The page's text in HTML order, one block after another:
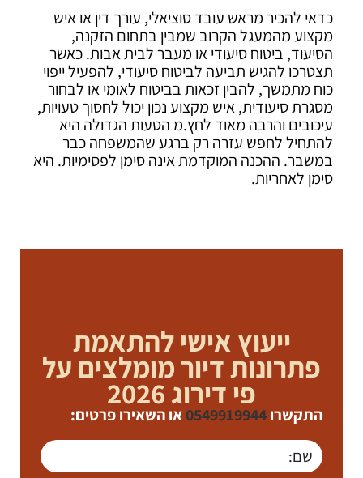
כדאי להכיר מראש עובד סוציאלי, עורך דין או איש
מקצוע מהמעגל הקרוב שמבין בתחום הזקנה,
הסיעוד, ביטוח סיעודי או מעבר לבית אבות. כאשר
תצטרכו להגיש תביעה לביטוח סיעודי, להפעיל ייפוי
כוח מתמשך, להבין זכאות בביטוח לאומי או לבחור
מסגרת סיעודית, איש מקצוע נכון יכול לחסוך טעויות,
עיכובים והרבה מאוד לחץ.מ הטעות הגדולה היא
להתחיל לחפש עזרה רק ברגע שהמשפחה כבר
במשבר. ההכנה המוקדמת אינה סימן לפסימיות. היא
סימן לאחריות.
ייעוץ אישי להתאמת
פתרונות דיור מומלצים על
פי דירוג 2026
התקשרו0549919944או השאירו פרטים: